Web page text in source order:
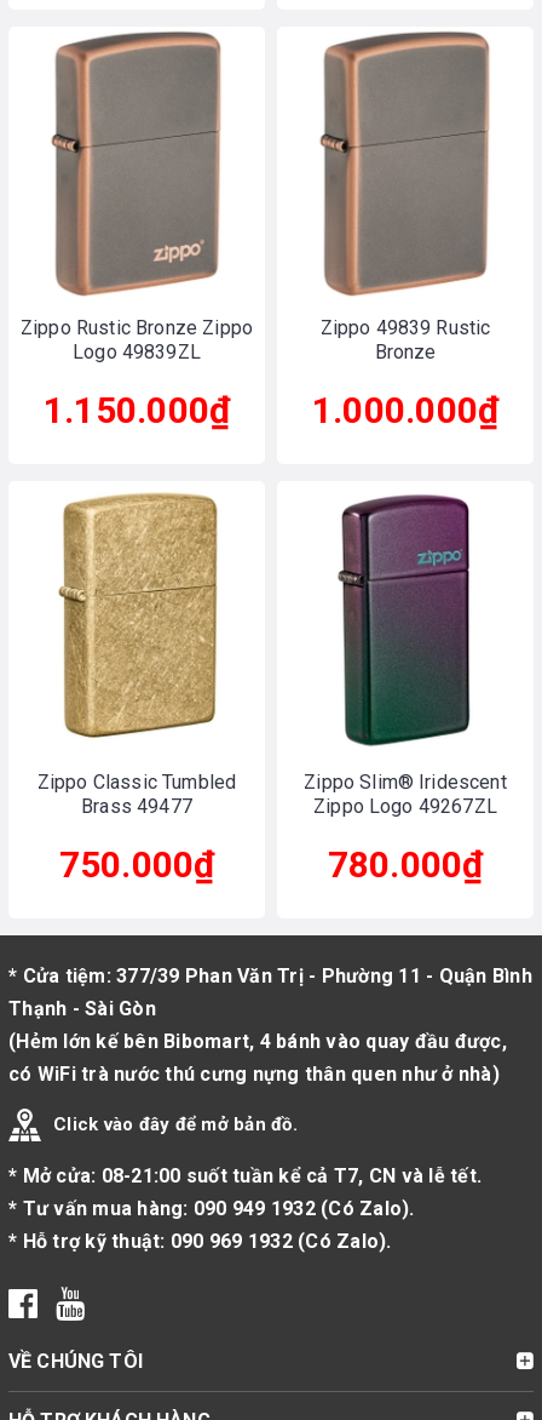
Zippo Rustic Bronze Zippo
Logo 49839ZL
1.150.000₫
Zippo 49839 Rustic
Bronze
1.000.000₫
Zippo Classic Tumbled
Brass 49477
750.000₫
Zippo Slim® Iridescent
Zippo Logo 49267ZL
780.000₫
* Cửa tiệm: 377/39 Phan Văn Trị - Phường 11 - Quận Bình
Thạnh - Sài Gòn
(Hẻm lớn kế bên Bibomart, 4 bánh vào quay đầu được,
có WiFi trà nước thú cưng nựng thân quen như ở nhà)
Click vào đây để mở bản đồ.
* Mở cửa: 08-21:00 suốt tuần kể cả T7, CN và lễ tết.
* Tư vấn mua hàng: 090 949 1932(Có Zalo).
* Hỗ trợ kỹ thuật: 090 969 1932(Có Zalo).
VỀ CHÚNG TÔI